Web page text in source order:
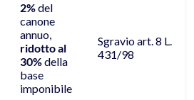
2%del
canone
annuo,
ridotto al
30%della
base
imponibile
Sgravio art. 8 L.
431/98